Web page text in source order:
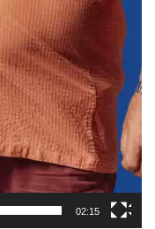
02:15